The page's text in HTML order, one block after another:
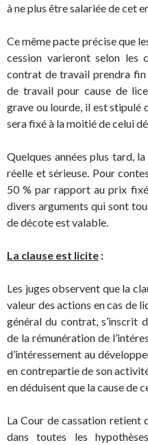
à ne plus être salariée de cet
Ce même pacte précise que
cession varieront selon les
contrat de travail prendra
de travail pour cause de
grave ou lourde, il est stipulé
sera fixé à la moitié de celui
Quelques années plus tard,
réelle et sérieuse. Pour
50 % par rapport au prix
divers arguments qui sont
de décote est valable.
La clause est licite :
Les juges observent que la
valeur des actions en cas de
général du contrat, s’inscrit
de la rémunération de
d’intéressement au
en contrepartie de son
en déduisent que la cause de
La Cour de cassation retient
dans toutes les